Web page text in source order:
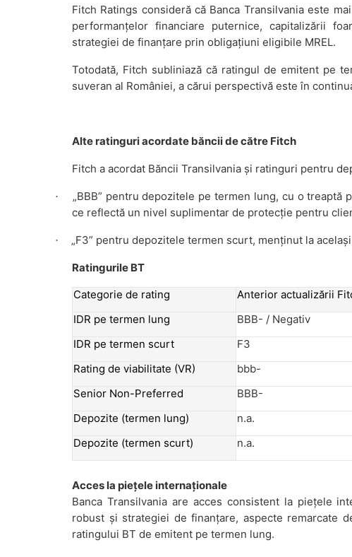
Fitch Ratings consideră că Banca Transilvania este
performanțelor financiare puternice, capitalizării
strategiei de finanțare prin obligațiuni eligibile MREL.
Totodată, Fitch subliniază că ratingul de emitent pe
suveran al României, a cărui perspectivă este în
Alte ratinguri acordate băncii de către Fitch
Fitch a acordat Băncii Transilvania și ratinguri pentru
·
„BBB” pentru depozitele pe termen lung, cu o treaptă
ce reflectă un nivel suplimentar de protecție pentru
· „F3” pentru depozitele termen scurt, menținut la
Ratingurile BT
Categorie de rating
Anterior actualizării
IDR pe termen lung
BBB- / Negativ
IDR pe termen scurt
F3
Rating de viabilitate (VR)
bbb-
Senior Non-Preferred
BBB-
Depozite (termen lung)
n.a.
Depozite (termen scurt)
n.a.
Acces la piețele internaționale
Banca Transilvania are acces consistent la piețele
robust și strategiei de finanțare, aspecte remarcate
ratingului BT de emitent pe termen lung.